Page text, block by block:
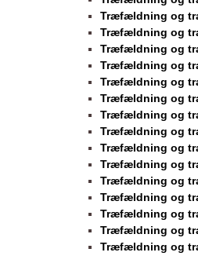
Træfældning og
Træfældning og
Træfældning og
Træfældning og
Træfældning og
Træfældning og
Træfældning og
Træfældning og
Træfældning og
Træfældning og
Træfældning og
Træfældning og
Træfældning og
Træfældning og
Træfældning og